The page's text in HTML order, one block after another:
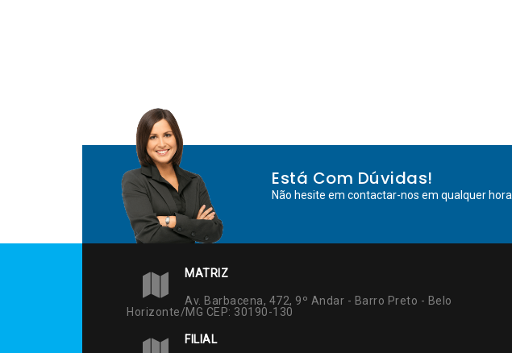
Está Com Dúvidas!
Não hesite em contactar-nos em qualquer hora.
MATRIZ
Av. Barbacena, 472, 9º Andar - Barro Preto - Belo
Horizonte/MG CEP: 30190-130
FILIAL